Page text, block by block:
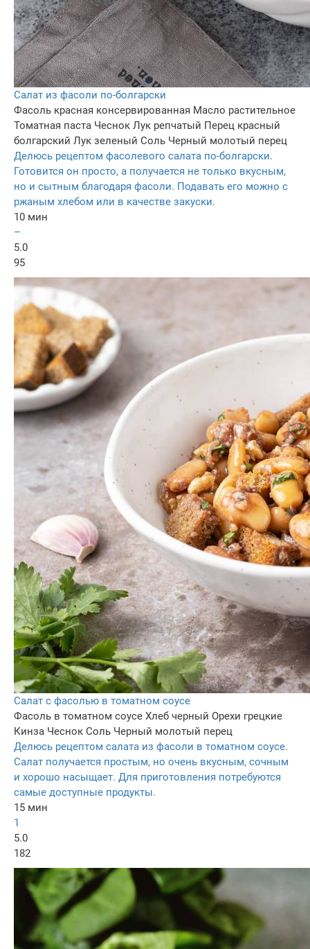
Салат из фасоли по-болгарски
Фасоль красная консервированная Масло растительное
Томатная паста Чеснок Лук репчатый Перец красный
болгарский Лук зеленый Соль Черный молотый перец
Делюсь рецептом фасолевого салата по-болгарски.
Готовится он просто, а получается не только вкусным,
но и сытным благодаря фасоли. Подавать его можно с
ржаным хлебом или в качестве закуски.
10 мин
–
5.0
95
Салат с фасолью в томатном соусе
Фасоль в томатном соусе Хлеб черный Орехи грецкие
Кинза Чеснок Соль Черный молотый перец
Делюсь рецептом салата из фасоли в томатном соусе.
Салат получается простым, но очень вкусным, сочным
и хорошо насыщает. Для приготовления потребуются
самые доступные продукты.
15 мин
1
5.0
182